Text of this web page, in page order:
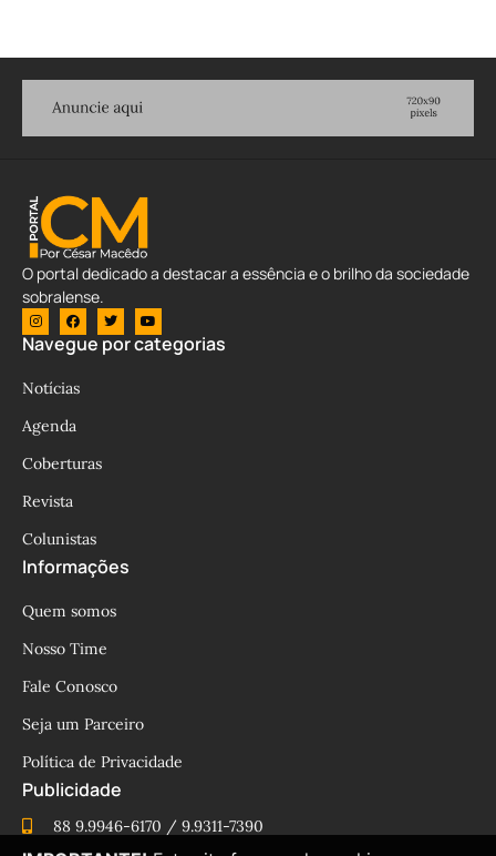
O portal dedicado a destacar a essência e o brilho da sociedade
sobralense.
Navegue por categorias
Notícias
Agenda
Coberturas
Revista
Colunistas
Informações
Quem somos
Nosso Time
Fale Conosco
Seja um Parceiro
Política de Privacidade
Publicidade
88 9.9946-6170 / 9.9311-7390